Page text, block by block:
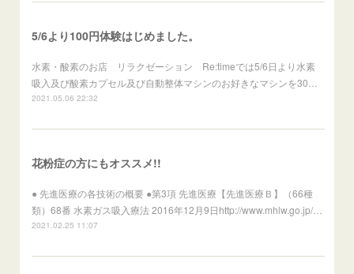
5/6より100円体験はじめました。
水素・酸素のお店 リラクゼーション Re:timeでは5/6日より水素
吸入及び酸素カプセル及び自動整体マシンのお好きなマシンを30…
2021.05.06 22:32
花粉症の方にもオススメ!!
● 先進医療の各技術の概要 ●第3項 先進医療【先進医療Ｂ】（66種
類）68番 水素ガス吸入療法 2016年12月9日http://www.mhlw.go.jp/…
2021.02.25 11:07